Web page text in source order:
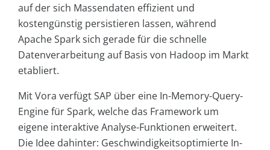
auf der sich Massendaten effizient und
kostengünstig persistieren lassen, während
Apache Spark sich gerade für die schnelle
Datenverarbeitung auf Basis von Hadoop im Markt
etabliert.
Mit Vora verfügt SAP über eine In-Memory-Query-
Engine für Spark, welche das Framework um
eigene interaktive Analyse-Funktionen erweitert.
Die Idee dahinter: Geschwindigkeitsoptimierte In-